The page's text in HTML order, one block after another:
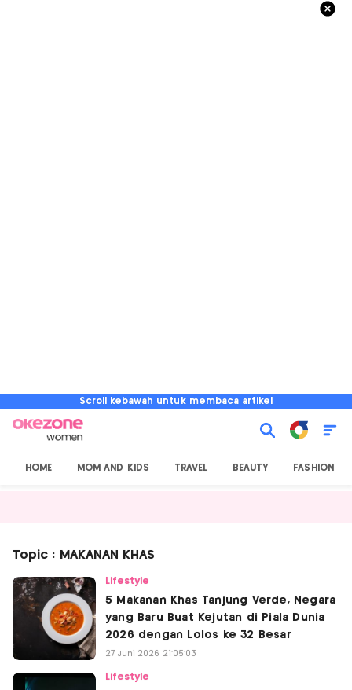
Scroll kebawah untuk membaca artikel
HOME MOM AND KIDS TRAVEL BEAUTY FASHION
Topic : MAKANAN KHAS
Lifestyle
5 Makanan Khas Tanjung Verde, Negara
yang Baru Buat Kejutan di Piala Dunia
2026 dengan Lolos ke 32 Besar
27 Juni 2026 21:05:03
Lifestyle